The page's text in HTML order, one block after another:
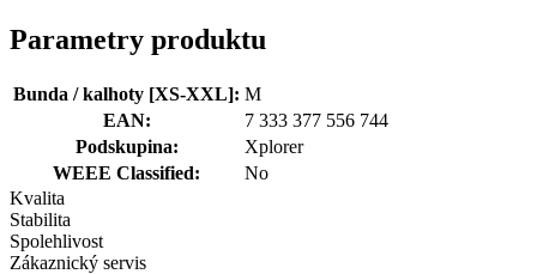
Parametry produktu
Bunda / kalhoty [XS-XXL]: M
EAN:
7 333 377 556 744
Podskupina:
Xplorer
WEEE Classified:
No
Kvalita
Stabilita
Spolehlivost
Zákaznický servis